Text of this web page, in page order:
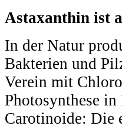
Astaxanthin ist
In der Natur
Bakterien und
Verein mit
Photosynthese
Carotinoide: Die